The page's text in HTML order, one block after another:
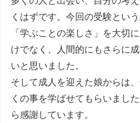
くはずです。今回の受験とい
「学ぶことの楽しさ」を大切
けでなく、人間的にもさらに
いと思いました。
そして成人を迎えた娘からは
くの事を学ばせてもらいまし
ら感謝しています。